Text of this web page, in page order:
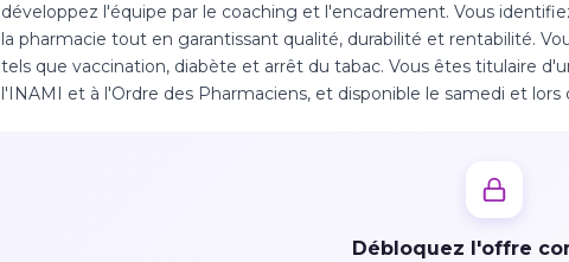
développez l'équipe par le coaching et l'encadrement. Vous
la pharmacie tout en garantissant qualité, durabilité et rentabilité.
tels que vaccination, diabète et arrêt du tabac. Vous êtes titulaire
l'INAMI et à l'Ordre des Pharmaciens, et disponible le samedi et lors
Débloquez l'offre